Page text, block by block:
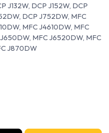
J132W, DCP J152W, DCP
DCP J752DW, MFC
MFC J4610DW, MFC
MFC J6520DW, MFC
J870DW